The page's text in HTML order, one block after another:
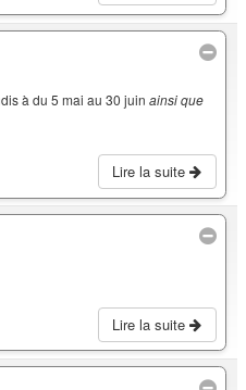
à du 5 mai au 30 juin ainsi que
Lire la suite
Lire la suite